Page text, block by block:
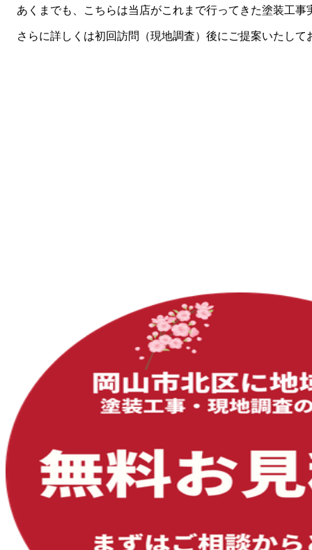
あくまでも、こちらは当店がこれまで行ってきた塗装工事
さらに詳しくは初回訪問（現地調査）後にご提案いたして